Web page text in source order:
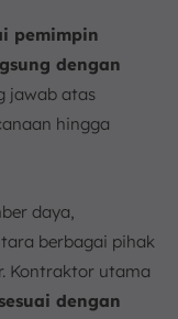
pemimpin
dengan
jawab atas
hingga
daya,
berbagai pihak
Kontraktor utama
dengan